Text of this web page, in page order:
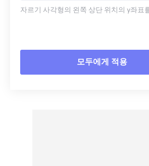
자르기 사각형의 왼쪽 상단 위치의 y좌표
모두에게 적용